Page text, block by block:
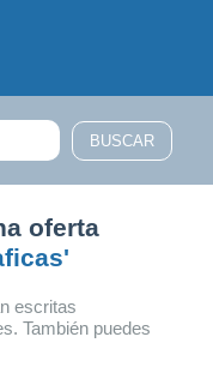
oferta
escritas
También puedes